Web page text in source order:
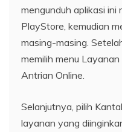
mengunduh aplikasi ini
PlayStore, kemudian
masing-masing.
memilih menu
Antrian Online.
Selanjutnya, pilih
layanan yang